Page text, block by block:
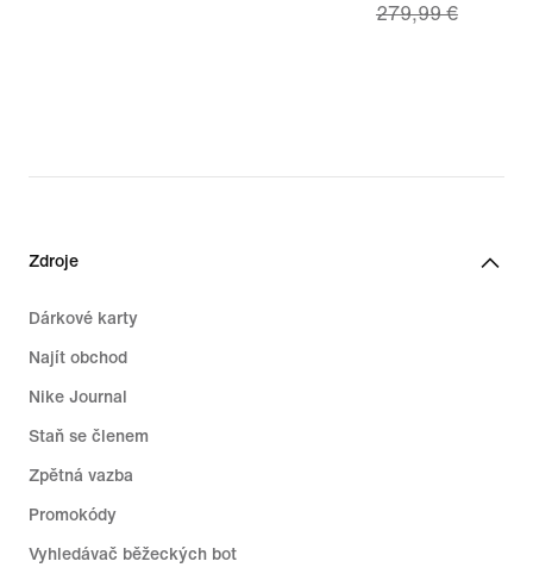
price
279,99 €
Zdroje
Dárkové karty
Najít obchod
Nike Journal
Staň se členem
Zpětná vazba
Promokódy
Vyhledávač běžeckých bot